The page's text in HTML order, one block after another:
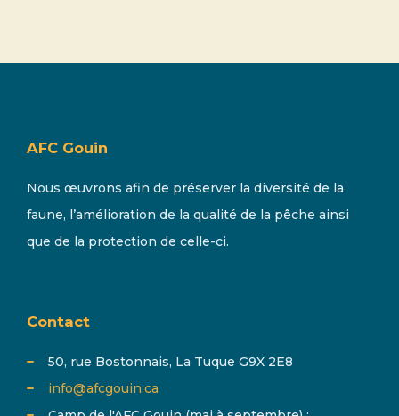
AFC Gouin
Nous œuvrons afin de préserver la diversité de la
faune, l’amélioration de la qualité de la pêche ainsi
que de la protection de celle-ci.
Contact
50, rue Bostonnais, La Tuque G9X 2E8
info@afcgouin.ca